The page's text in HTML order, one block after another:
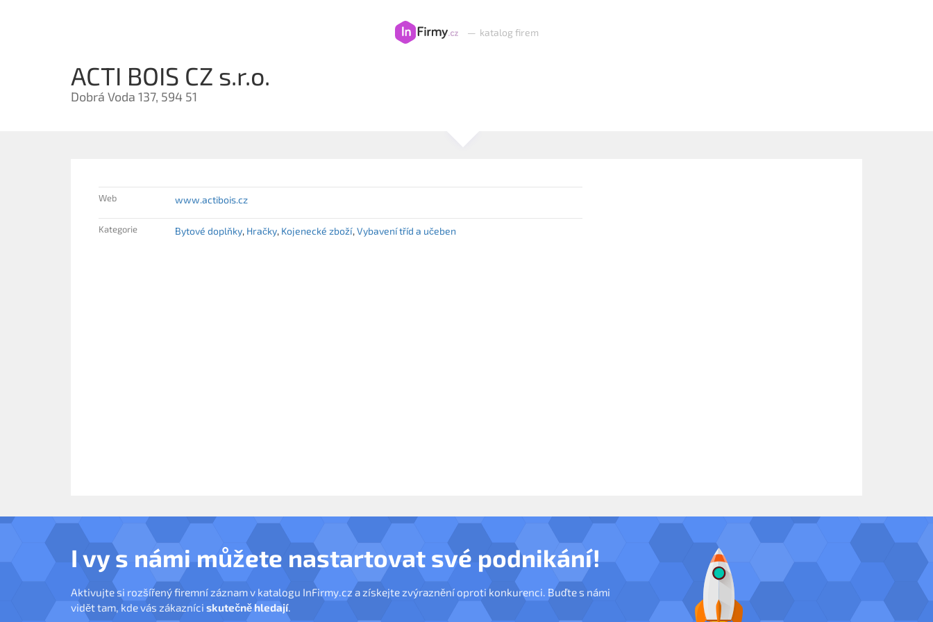
— katalog firem
ACTI BOIS CZ s.r.o.
Dobrá Voda 137, 594 51
Web www.actibois.cz
Kategorie Bytové doplňky Hračky Kojenecké zboží Vybavení tříd a učeben
I vy s námi můžete nastartovat své podnikání!
Aktivujte si rozšířený firemní záznam v katalogu InFirmy.cz a získejte zvýraznění oproti konkurenci. Buďte s námi
vidět tam, kde vás zákazníci skutečně hledají.